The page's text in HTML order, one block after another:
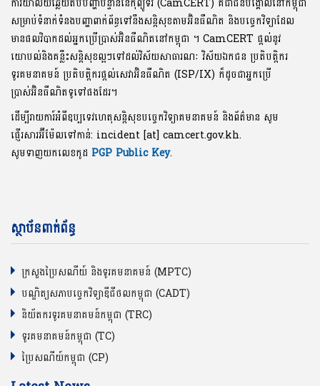
ការិយាល័យឆ្លើយតបបញ្ហាបន្ទាន់នៃកុំព្យូទ័រ (CamCERT) គឺជាជនបង្គោលនៅកម្ពុជា
សម្រាប់ទំនាក់ទំនងបញ្ហាពាក់ព័ន្ធទៅនឹងសន្តិសុខតាមអ៊ិនធឺណិត និងបច្ចេកវិទ្យាដែល
មានផលវិបាកដល់អ្នកប្រើប្រាស់អ៊ិនធឺណិតនៅកម្ពុជា ។ CamCERT ផ្តល់នូវ
យោបល់និងគន្លឹះសន្តិសុខល្អៗទៅដល់វិស័យសាធារណៈ វិស័យឯកជន ប្រតិបត្តិករ
ទូរគមនាគមន៍ ប្រតិបត្តិករផ្តល់សេវាអ៊ិនធឺណិត (ISP/IX) ក៏ដូចជាអ្នកប្រើ
ប្រាស់អ៊ិនធឺណិតទូទៅផងដែរ។
ដើម្បីរាយការ៍អំពីឧប្បទេវហេតុសន្តិសុខបច្ចេកវិទ្យាគមនាគមន៍ និងព័ត៌មាន សូម
ផ្ញើរសារអ៊ីម៉ែលទៅកាន់: incident [at] camcert.gov.kh.
សូមទាញយកលេខកូដ
PGP Public Key
ស្ថាប័នពាក់ព័ន្ធ
ក្រសួងប្រៃសណីយ៍ និងទូរគមនាគមន៍ (MPTC)
បណ្ឌិត្យសភាបច្ចេកវិទ្យាឌីជីថលកម្ពុជា (CADT)
និយ័តករទូរគមនាគមន៍កម្ពុជា (TRC)
ទូរគមនាគមន៍កម្ពុជា (TC)
ប្រៃសណីយ៍កម្ពុជា (CP)